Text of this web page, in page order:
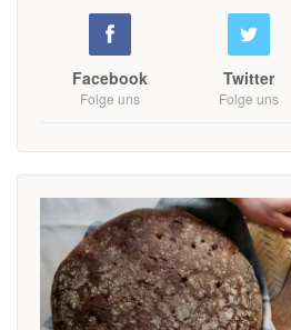
Facebook
Folge uns
Twitter
Folge uns